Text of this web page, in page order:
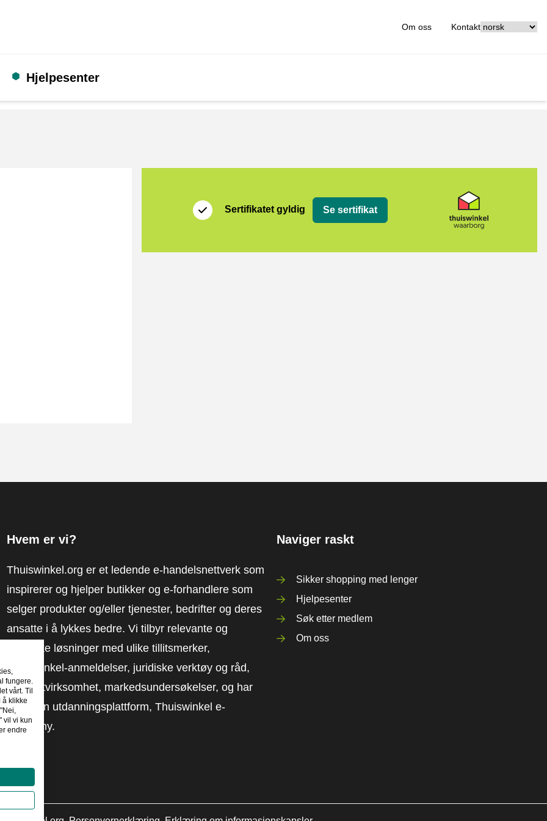
Om oss Kontakt
Hjelpesenter
Sertifikatet gyldig Se sertifikat
Hvem er vi?
Thuiswinkel.org er et ledende e-handelsnettverk som
inspirerer og hjelper butikker og e-forhandlere som
selger produkter og/eller tjenester, bedrifter og deres
ansatte i å lykkes bedre. Vi tilbyr relevante og
praktiske løsninger med ulike tillitsmerker,
Thuiswinkel-anmeldelser, juridiske verktøy og råd,
advokatvirksomhet, markedsundersøkelser, og har
vår egen utdanningsplattform, Thuiswinkel e-
Academy.
Naviger raskt
Sikker shopping med lenger
Hjelpesenter
Søk etter medlem
Om oss
fungere.
vårt. Til
å klikke
vil vi kun
endre